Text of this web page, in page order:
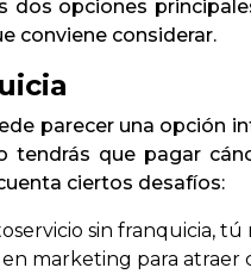
opciones
conviene considerar.
parecer una opción
que pagar
ciertos desafíos:
sin franquicia, tú
marketing para atraer